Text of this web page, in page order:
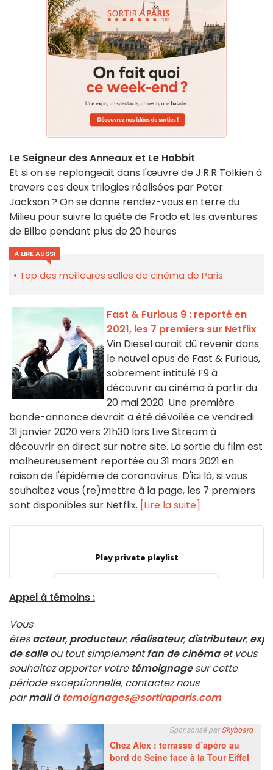
Le Seigneur des Anneaux et Le Hobbit
Et si on se replongeait dans l'œuvre de J.R.R Tolkien à
travers ces deux trilogies réalisées par Peter
Jackson ? On se donne rendez-vous en terre du
Milieu pour suivre la quête de Frodo et les aventures
de Bilbo pendant plus de 20 heures
À LIRE AUSSI
Top des meilleures salles de cinéma de Paris
Fast & Furious 9 : reporté en
2021, les 7 premiers sur Netflix
Vin Diesel aurait dû revenir dans
le nouvel opus de Fast & Furious,
sobrement intitulé F9 à
découvrir au cinéma à partir du
20 mai 2020. Une première
bande-annonce devrait a été dévoilée ce vendredi
31 janvier 2020 vers 21h30 lors Live Stream à
découvrir en direct sur notre site. La sortie du film est
malheureusement reportée au 31 mars 2021 en
raison de l'épidémie de coronavirus. D'ici là, si vous
souhaitez vous (re)mettre à la page, les 7 premiers
sont disponibles sur Netflix. [Lire la suite]
Appel à témoins :
Vous
êtesacteur, producteur, réalisateur, distributeur,
de salleou tout simplementfan de cinémaet vous
souhaitez apporter votre témoignagesur cette
période exceptionnelle, contactez nous
parmailà temoignages@sortiraparis.com